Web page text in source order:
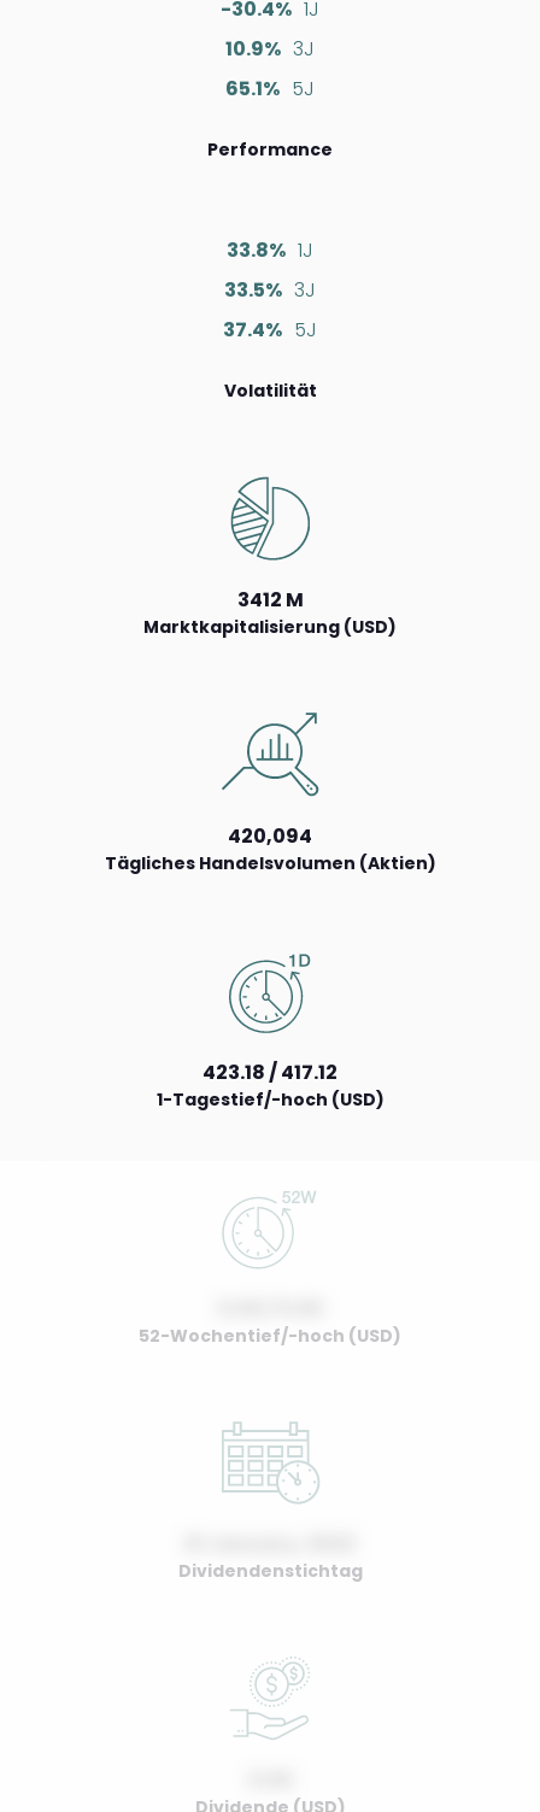
-30.4% 1J
10.9% 3J
65.1% 5J
Performance
33.8% 1J
33.5% 3J
37.4% 5J
Volatilität
3412 M
Marktkapitalisierung (USD)
420,094
Tägliches Handelsvolumen (Aktien)
423.18 / 417.12
1-Tagestief/-hoch (USD)
52-Wochentief/-hoch (USD)
Dividendenstichtag